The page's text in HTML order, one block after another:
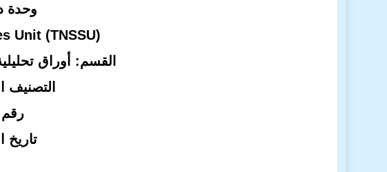
وحدة
Unit (TNSSU)
القسم: أوراق
رقم
تاريخ